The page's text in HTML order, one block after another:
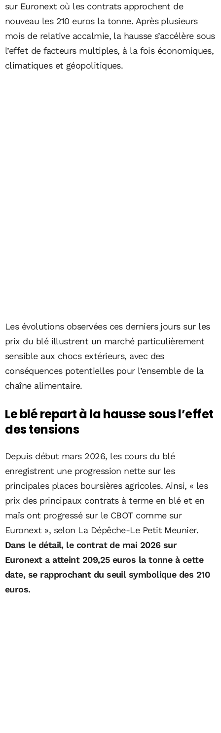
sur Euronext où les contrats approchent de
nouveau les 210 euros la tonne. Après plusieurs
mois de relative accalmie, la hausse s’accélère sous
l’effet de facteurs multiples, à la fois économiques,
climatiques et géopolitiques.
Les évolutions observées ces derniers jours sur les
prix du blé illustrent un marché particulièrement
sensible aux chocs extérieurs, avec des
conséquences potentielles pour l’ensemble de la
chaîne alimentaire.
Le blé repart à la hausse sous l’effet
des tensions
Depuis début mars 2026, les cours du blé
enregistrent une progression nette sur les
principales places boursières agricoles. Ainsi, « les
prix des principaux contrats à terme en blé et en
maïs ont progressé sur le CBOT comme sur
Euronext », selon La Dépêche-Le Petit Meunier.
Dans le détail, le contrat de mai 2026 sur
Euronext a atteint 209,25 euros la tonne à cette
date, se rapprochant du seuil symbolique des 210
euros.